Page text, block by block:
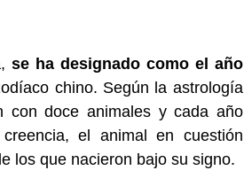
se ha designado como el año
chino. Según la astrología
con doce animales y cada año
el animal en cuestión
los que nacieron bajo su signo.